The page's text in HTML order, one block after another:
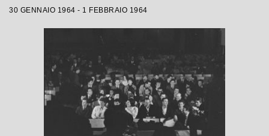
30 GENNAIO 1964 - 1 FEBBRAIO 1964